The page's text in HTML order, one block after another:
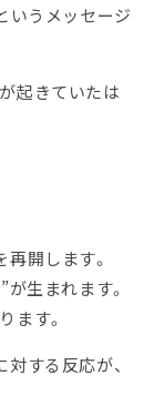
いうメッセージ
起きていたは
開します。
生まれます。
ます。
する反応が、